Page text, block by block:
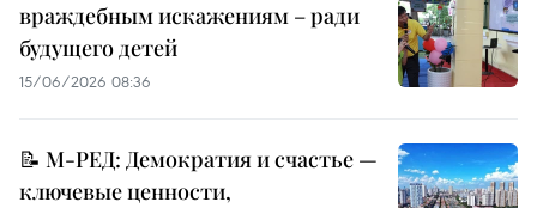
враждебным искажениям – ради
будущего детей
15/06/2026 08:36
📝 М-РЕД: Демократия и счастье —
ключевые ценности,